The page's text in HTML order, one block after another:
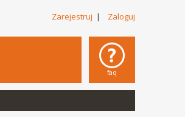
Zarejestruj | Zaloguj
faq